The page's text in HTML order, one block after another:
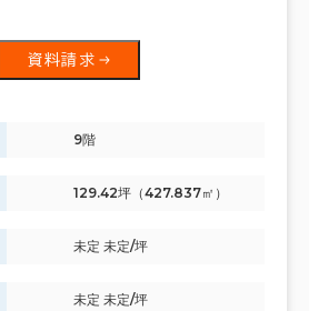
資料請求
9階
129.42坪（427.837㎡）
未定 未定/坪
未定 未定/坪